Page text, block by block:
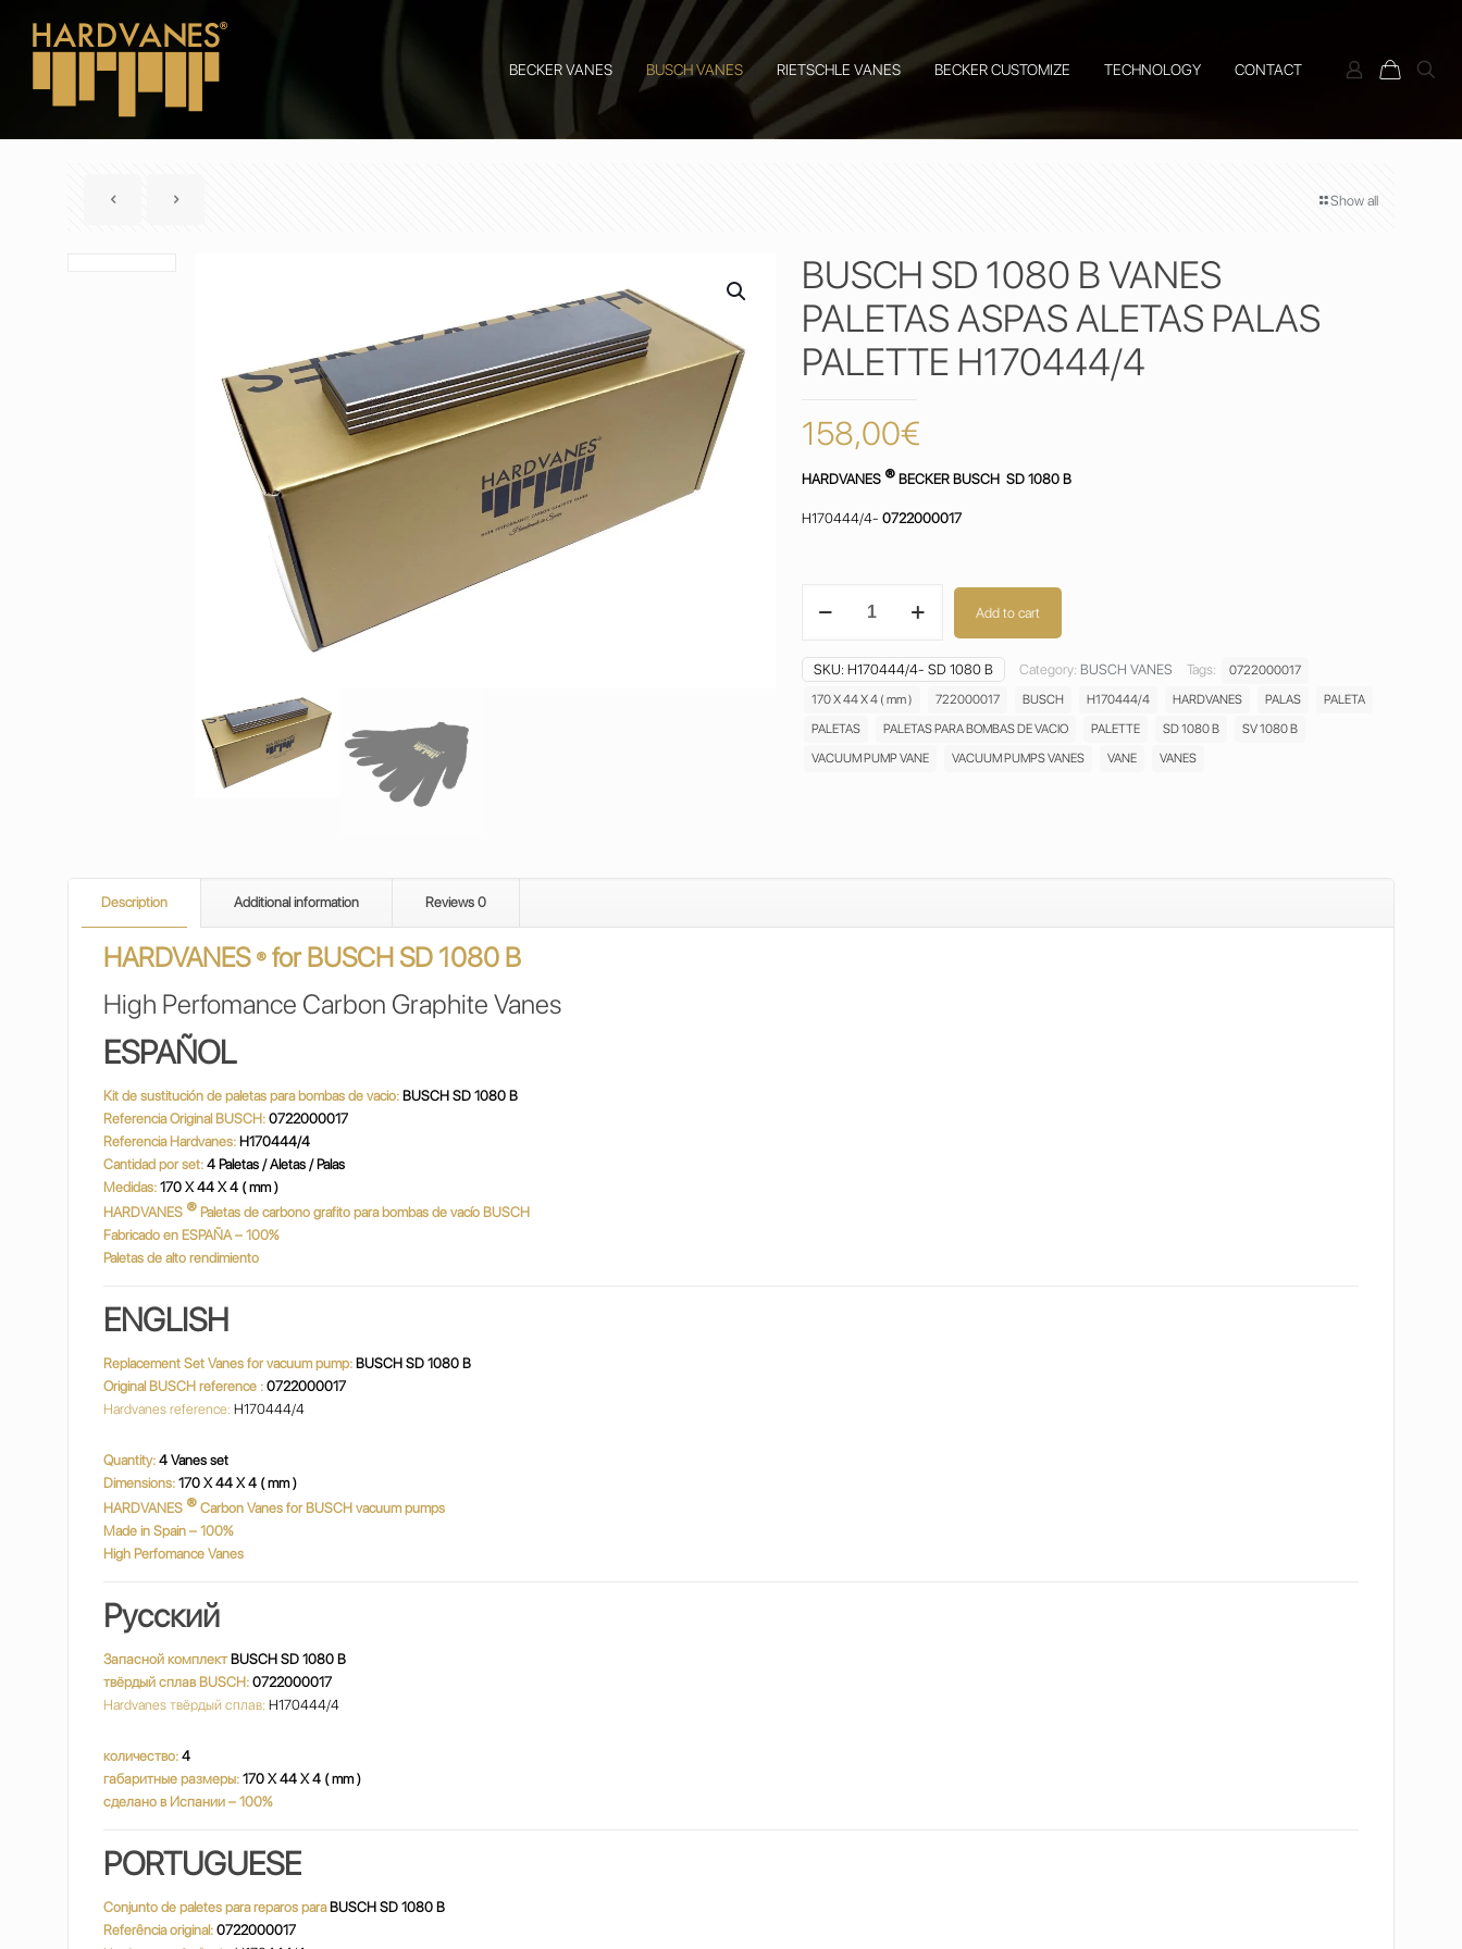
BECKER VANES BUSCH VANES RIETSCHLE VANES BECKER CUSTOMIZE TECHNOLOGY CONTACT
Show all
BUSCH SD 1080 B VANES
PALETAS ASPAS ALETAS PALAS
PALETTE H170444/4
158,00€
HARDVANES ® BECKER BUSCH SD 1080 B
H170444/4- 0722000017
B
VANES
PALETAS ASPAS
ALETAS
PALAS
Add to cart
SKU: H170444/4- SD 1080 B Category: BUSCH VANES Tags:
0722000017
170 X 44 X 4 ( mm )
722000017 BUSCH H170444/4 HARDVANES PALAS
PALETA
PALETAS
PALETAS PARA BOMBAS DE VACIO PALETTE SD 1080 B
SV 1080 B
VACUUM PUMP VANE
VACUUM PUMPS VANES VANE VANES
Description Additional information Reviews 0
HARDVANES ®for BUSCH SD 1080 B
High Perfomance Carbon Graphite Vanes
ESPAÑOL
Kit de sustitución de paletas para bombas de vacio: BUSCH SD 1080 B
Referencia Original BUSCH:0722000017
Referencia Hardvanes:H170444/4
Cantidad por set: 4 Paletas / Aletas / Palas
Medidas:170 X 44 X 4 ( mm )
HARDVANES ® Paletas de carbono grafito para bombas de vacío BUSCH
Fabricado en ESPAÑA – 100%
Paletas de alto rendimiento
ENGLISH
Replacement Set Vanes for vacuum pump: BUSCH SD 1080 B
Original BUSCH reference :0722000017
Hardvanes reference: H170444/4
Quantity:4 Vanes set
Dimensions: 170 X 44 X 4 ( mm )
HARDVANES ® Carbon Vanes for BUSCH vacuum pumps
Made in Spain – 100%
High Perfomance Vanes
Русский
Запасной комплект BUSCH SD 1080 B
твёрдый сплав BUSCH:0722000017
Hardvanes твёрдый сплав: H170444/4
количество:4
габаритные размеры: 170 X 44 X 4 ( mm )
сделано в Испании – 100%
PORTUGUESE
Conjunto de paletes para reparos paraBUSCH SD 1080 B
Referência original:0722000017